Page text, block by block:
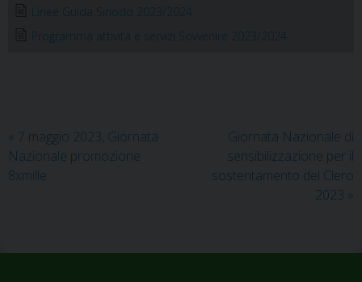
Linee Guida Sinodo 2023/2024
Programma attività e servizi Sovvenire 2023/2024
« 7 maggio 2023, Giornata
Nazionale promozione
8xmille
Giornata Nazionale di
sensibilizzazione per il
sostentamento del Clero
2023 »